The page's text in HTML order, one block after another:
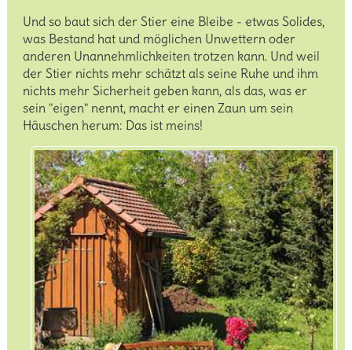
Skorpion
Schütze
Steinbock
Wassermann
Fische
Der Mond
Kostenloser Service
PDF-Downloads
Und so baut sich der Stier eine Bleibe - etwas Solides,
was Bestand hat und möglichen Unwettern oder
anderen Unannehmlichkeiten trotzen kann. Und weil
der Stier nichts mehr schätzt als seine Ruhe und ihm
nichts mehr Sicherheit geben kann, als das, was er
sein "eigen" nennt, macht er einen Zaun um sein
Häuschen herum: Das ist meins!